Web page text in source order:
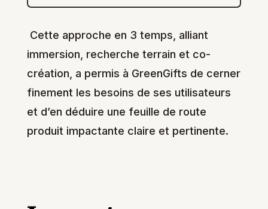
Cette approche en 3 temps, alliant
immersion, recherche terrain et co-
création, a permis à GreenGifts de cerner
finement les besoins de ses utilisateurs
et d’en déduire une feuille de route
produit impactante claire et pertinente.